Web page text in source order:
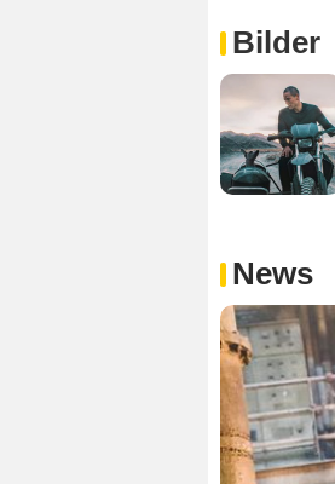
Bilder
News